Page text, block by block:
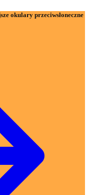
okulary przeciwsłoneczne